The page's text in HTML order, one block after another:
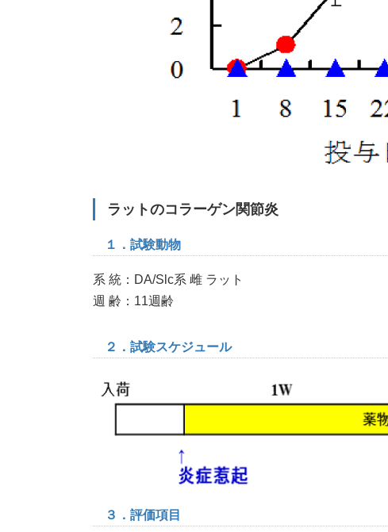
ラットのコラーゲン関節炎
１．試験動物
系 統：DA/Slc系 雌 ラット
週 齢：11週齢
２．試験スケジュール
３．評価項目